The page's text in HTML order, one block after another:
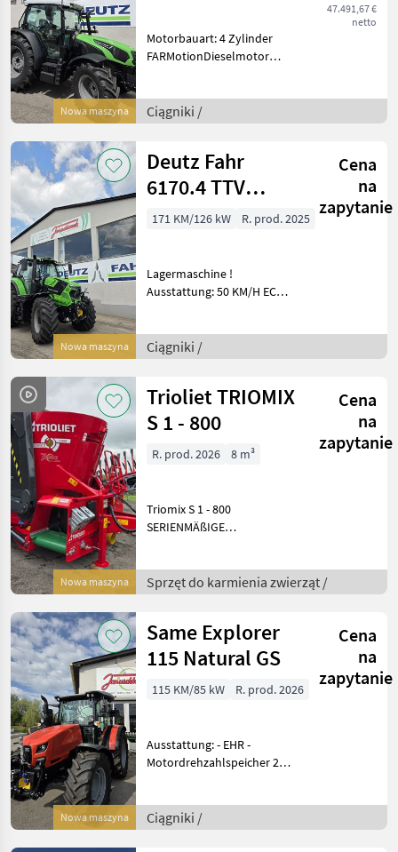
Nowa maszyna
47.491,67 €
netto
Motorbauart: 4 Zylinder
FARMotionDieselmotor
AdBlue Leistung
+Zusatzausstattung: 76
Ciągniki /
Nowa maszyna
Deutz Fahr
6170.4 TTV
(Stage V)
Cena
na
zapytanie
171 KM/126 kW R. prod. 2025
Lagermaschine !
Ausstattung: 50 KM/H ECO
Dynamische Luftfederung,
elektr. verstellbare
un
Ciągniki /
Nowa maszyna
Trioliet TRIOMIX
S 1 - 800
Cena
na
zapytanie
R. prod. 2026 8 m³
Triomix S 1 - 800
SERIENMÄßIGE
Vertikalmischschnecke
(15mm Schnecke/18mm
Kontramesser •
Verschleißrand
Sprzęt do karmienia zwierząt /
Nowa maszyna
Same Explorer
115 Natural GS
Cena
na
zapytanie
115 KM/85 kW R. prod. 2026
Ausstattung: - EHR -
Motordrehzahlspeicher 2x -
Beifahrersitz -
Kraftsstofftank 145l + 10l
Ciągniki /